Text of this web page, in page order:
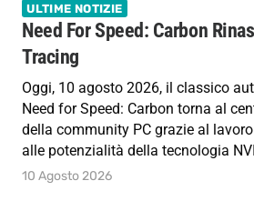
ULTIME NOTIZIE
Need For Speed: Carbon
Tracing
Oggi, 10 agosto 2026, il classico
Need for Speed: Carbon torna al
della community PC grazie al
alle potenzialità della tecnologia
10 Agosto 2026